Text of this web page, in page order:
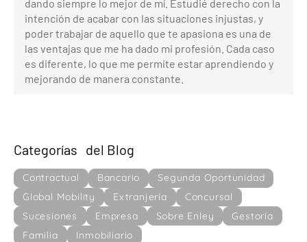
dando siempre lo mejor de mí. Estudié derecho con la
intención de acabar con las situaciones injustas, y
poder trabajar de aquello que te apasiona es una de
las ventajas que me ha dado mi profesión. Cada caso
es diferente, lo que me permite estar aprendiendo y
mejorando de manera constante.
Categorías del Blog
Contractual Bancario
Segunda Oportunidad
Global Mobility
Extranjería
Concursal
Sucesiones
Empresa Sobre Enley
Gestoría
Familia
Inmobiliario